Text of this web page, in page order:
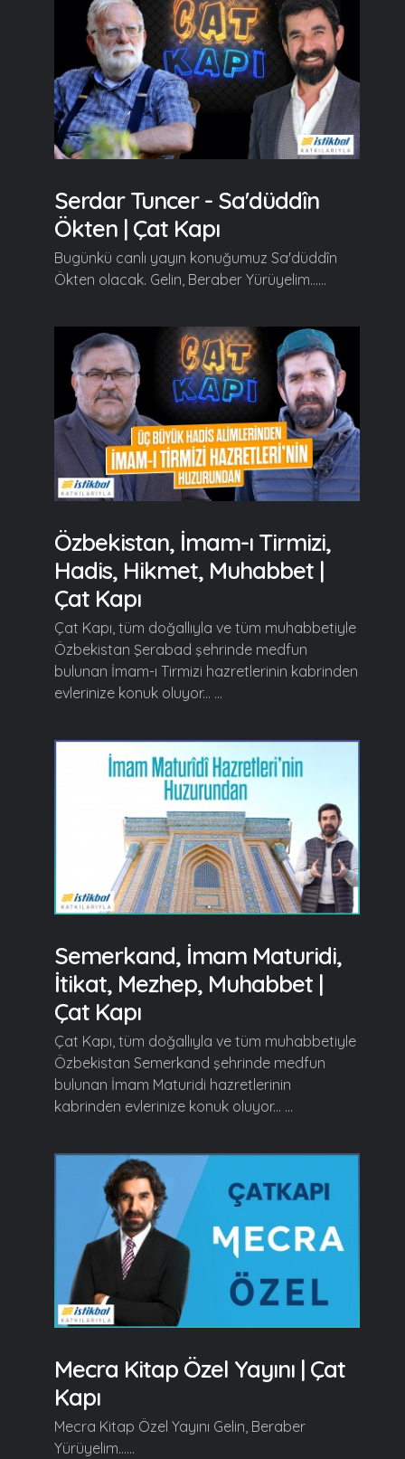
Serdar Tuncer - Sa'düddîn
Ökten | Çat Kapı
Bugünkü canlı yayın konuğumuz Sa'düddîn
Ökten olacak. Gelin, Beraber Yürüyelim......
Özbekistan, İmam-ı Tirmizi,
Hadis, Hikmet, Muhabbet |
Çat Kapı
Çat Kapı, tüm doğallıyla ve tüm muhabbetiyle
Özbekistan Şerabad şehrinde medfun
bulunan İmam-ı Tirmizi hazretlerinin kabrinden
evlerinize konuk oluyor... ...
Semerkand, İmam Maturidi,
İtikat, Mezhep, Muhabbet |
Çat Kapı
Çat Kapı, tüm doğallıyla ve tüm muhabbetiyle
Özbekistan Semerkand şehrinde medfun
bulunan İmam Maturidi hazretlerinin
kabrinden evlerinize konuk oluyor... ...
Mecra Kitap Özel Yayını | Çat
Kapı
Mecra Kitap Özel Yayını Gelin, Beraber
Yürüyelim......